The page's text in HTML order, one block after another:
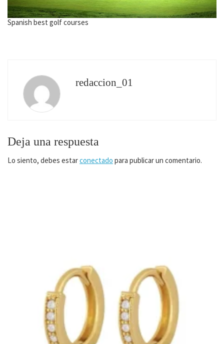
Spanish best golf courses
redaccion_01
Deja una respuesta
Lo siento, debes estarconectado para publicar un comentario.